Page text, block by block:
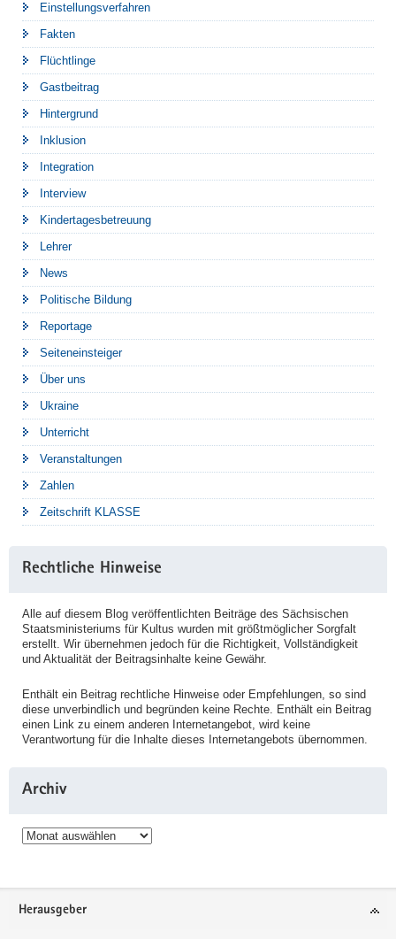
Einstellungsverfahren
Fakten
Flüchtlinge
Gastbeitrag
Hintergrund
Inklusion
Integration
Interview
Kindertagesbetreuung
Lehrer
News
Politische Bildung
Reportage
Seiteneinsteiger
Über uns
Ukraine
Unterricht
Veranstaltungen
Zahlen
Zeitschrift KLASSE
Rechtliche Hinweise
Alle auf diesem Blog veröffentlichten Beiträge des Sächsischen
Staatsministeriums für Kultus wurden mit größtmöglicher Sorgfalt
erstellt. Wir übernehmen jedoch für die Richtigkeit, Vollständigkeit
und Aktualität der Beitragsinhalte keine Gewähr.
Enthält ein Beitrag rechtliche Hinweise oder Empfehlungen, so sind
diese unverbindlich und begründen keine Rechte. Enthält ein Beitrag
einen Link zu einem anderen Internetangebot, wird keine
Verantwortung für die Inhalte dieses Internetangebots übernommen.
Archiv
Archiv
Service
Herausgeber